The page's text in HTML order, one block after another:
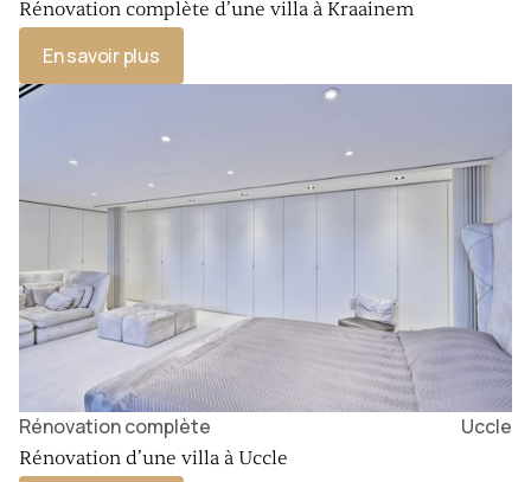
Rénovation complète d’une villa à Kraainem
En savoir plus
Rénovation complète Uccle
Rénovation d’une villa à Uccle